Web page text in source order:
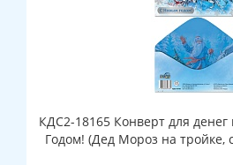
КДС2-18165 Конверт для
Годом! (Дед Мороз на тройке,